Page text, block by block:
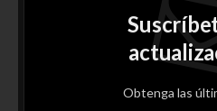
Obtenga las